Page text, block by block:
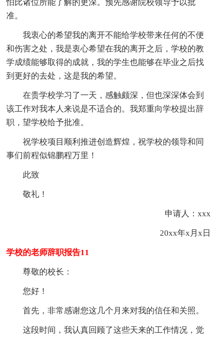
怕比诸位所能了解的更深。预先感谢院校领导予以批
准。
我衷心的希望我的离开不能给学校带来任何的不便
和伤害之处，我是衷心希望在我的离开之后，学校的教
学成绩能够取得的成就，我的学生也能够在毕业之后找
到更好的去处，这是我的希望。
在贵学校学习了一天，感触颇深，但也深深体会到
该工作对我本人来说是不适合的。我郑重向学校提出辞
职，望学校给予批准。
祝学校项目顺利推进创造辉煌，祝学校的领导和同
事们前程似锦鹏程万里！
此致
敬礼！
申请人：xxx
20xx年x月x日
学校的老师辞职报告11
尊敬的校长：
您好！
首先，非常感谢您这几个月来对我的信任和关照。
这段时间，我认真回顾了这些天来的工作情况，觉